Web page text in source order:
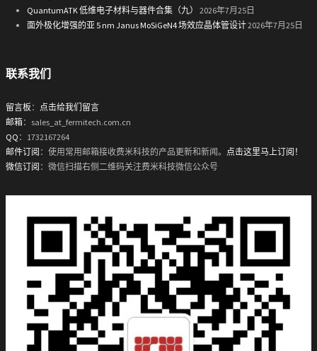
QuantumATK 低维电子材料与器件合集（九）
2026年7月25日
面外极化增强的亚 5 nm Janus MoSiGeN4 场效应晶体管设计2026年7月25日
联系我们
留言板 ： 点击给我们留言
邮箱：sales_at_fermitech.com.cn
QQ ：1732167264
邮件订阅 ：使用常用邮箱接收费米科技的产品更新和新闻。 点击这里马上订阅！
微信订阅 ：微信扫描右侧二维码关注费米科技微信公众号